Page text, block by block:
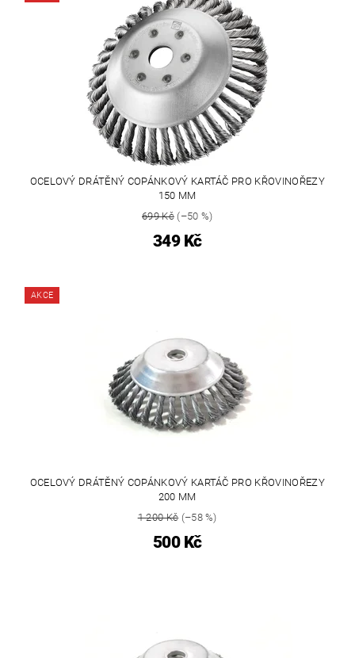
OCELOVÝ DRÁTĚNÝ COPÁNKOVÝ KARTÁČ PRO KŘOVINOŘEZY
150 MM
699 Kč(–50 %)
349 Kč
AKCE
OCELOVÝ DRÁTĚNÝ COPÁNKOVÝ KARTÁČ PRO KŘOVINOŘEZY
200 MM
1 200 Kč(–58 %)
500 Kč